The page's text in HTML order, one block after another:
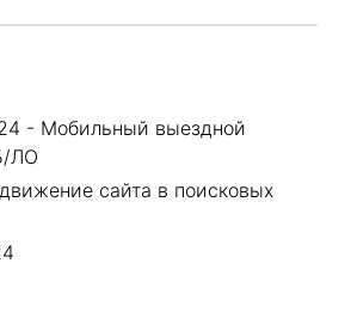
- Мобильный выездной
ЛО
сайта в поисковых